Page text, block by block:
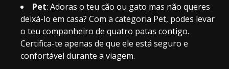
Pet: Adoras o teu cão ou gato mas não queres
deixá-lo em casa? Com a categoria Pet, podes levar
o teu companheiro de quatro patas contigo.
Certifica-te apenas de que ele está seguro e
confortável durante a viagem.